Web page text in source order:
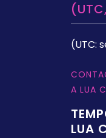
(UTC:
A LUA
LUA